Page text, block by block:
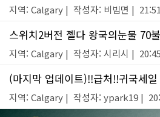
지역: Calgary | 작성자: 비빔면 | 21:51
스위치2버전 젤다 왕국의눈물 70불
지역: Calgary | 작성자: 시리시 | 20:45
(마지막 업데이트)!!급처!!귀국세
지역: Calgary | 작성자: ypark19 |